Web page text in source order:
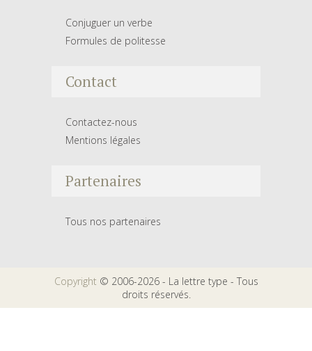
Conjuguer un verbe
Formules de politesse
Contact
Contactez-nous
Mentions légales
Partenaires
Tous nos partenaires
Copyright © 2006-2026 - La lettre type - Tous
droits réservés.